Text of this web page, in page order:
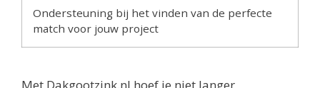
Ondersteuning bij het vinden van de perfecte
match voor jouw project
Met Dakgootzink.nl hoef je niet langer